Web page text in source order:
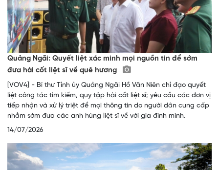
Quảng Ngãi: Quyết liệt xác minh mọi nguồn tin để sớm
đưa hài cốt liệt sĩ về quê hương
[VOV4] - Bí thư Tỉnh ủy Quảng Ngãi Hồ Văn Niên chỉ đạo quyết
liệt công tác tìm kiếm, quy tập hài cốt liệt sĩ; yêu cầu các đơn vị
tiếp nhận và xử lý triệt để mọi thông tin do người dân cung cấp
nhằm sớm đưa các anh hùng liệt sĩ về với gia đình mình.
14/07/2026